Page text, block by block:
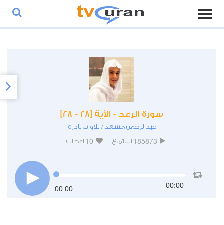
سورة الرعد - الآية [28 - 28]
عبدالرحمن مسعد / تلاوات نادرة
185873 استماع 10 اعجاب
00:00 00:00